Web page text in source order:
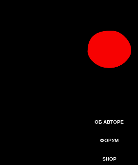
ОБ АВТОРЕ
ФОРУМ
SHOP